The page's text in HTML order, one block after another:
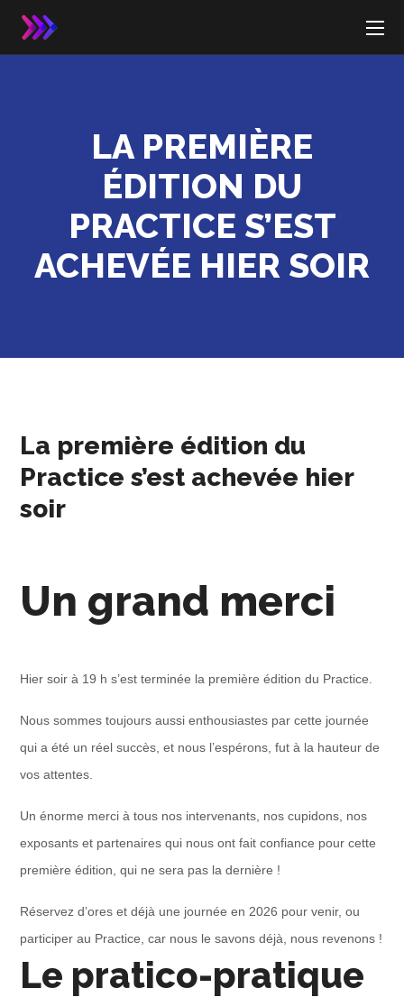
LA PREMIÈRE
ÉDITION DU
PRACTICE S’EST
ACHEVÉE HIER SOIR
La première édition du
Practice s’est achevée hier
soir
Un grand merci
Hier soir à 19 h s’est terminée la première édition du Practice.
Nous sommes toujours aussi enthousiastes par cette journée
qui a été un réel succès, et nous l’espérons, fut à la hauteur de
vos attentes.
Un énorme merci à tous nos intervenants, nos cupidons, nos
exposants et partenaires qui nous ont fait confiance pour cette
première édition, qui ne sera pas la dernière !
Réservez d’ores et déjà une journée en 2026 pour venir, ou
participer au Practice, car nous le savons déjà, nous revenons !
Le pratico-pratique